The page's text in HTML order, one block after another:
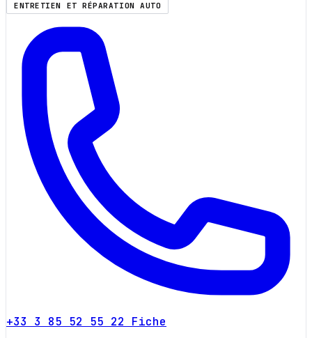
ENTRETIEN ET RÉPARATION AUTO
+33 3 85 52 55 22 Fiche